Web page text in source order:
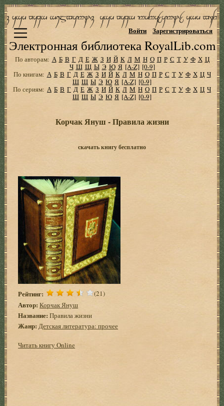
Электронная библиотека RoyalLib.com
Войти Зарегистрироваться
По авторам: А Б В Г Д Е Ж З И Й К Л М Н О П Р С Т У Ф Х Ц
Ч Ш Щ Ы Э Ю Я [A-Z] [0-9]
По книгам: А Б В Г Д Е Ж З И Й К Л М Н О П Р С Т У Ф Х Ц Ч
Ш Щ Ы Э Ю Я [A-Z] [0-9]
По сериям: А Б В Г Д Е Ж З И Й К Л М Н О П Р С Т У Ф Х Ц Ч
Ш Щ Ы Э Ю Я [A-Z] [0-9]
Корчак Януш - Правила жизни
скачать книгу бесплатно
Рейтинг: (21)
Автор: Корчак Януш
Название: Правила жизни
Жанр: Детская литература: прочее
Читать книгу Online